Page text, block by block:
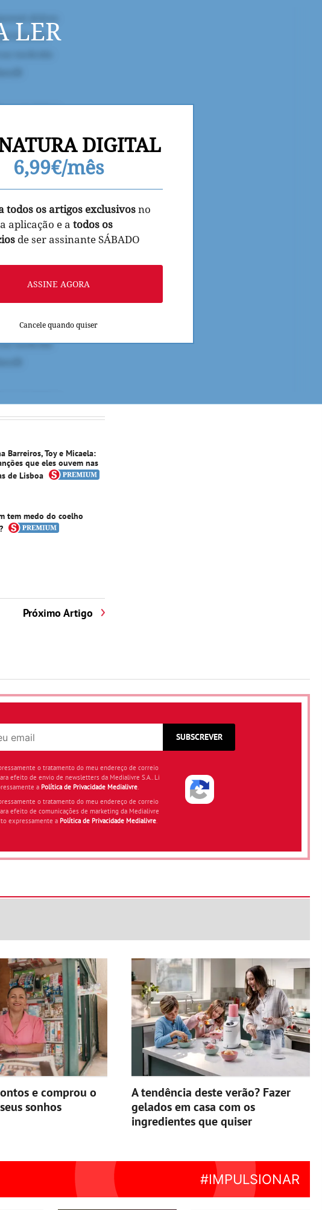
LER
DIGITAL
6,99€/mês
todos os artigos exclusivosno
aplicação e a todos os
de ser assinante SÁBADO
ASSINE AGORA
Cancele quando quiser
Barreiros, Toy e Micaela:
que eles ouvem nas
de Lisboa
tem medo do coelho
Próximo Artigo
SUBSCREVER
o tratamento do meu endereço de correio
efeito de envio de newsletters da Medialivre S.A.. Li
a Política de Privacidade Medialivre.
o tratamento do meu endereço de correio
efeito de comunicações de marketing da Medialivre
expressamente a Política de Privacidade Medialivre.
e comprou o
sonhos
A tendência deste verão? Fazer
gelados em casa com os
ingredientes que quiser